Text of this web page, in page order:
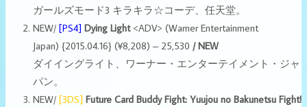
ガールズモード3 キラキラ☆コーデ、任天堂。
NEW/ [PS4] Dying Light<ADV> (Warner Entertainment
Japan) {2015.04.16} (¥8,208) – 25,530 / NEW
ダイイングライト、ワーナー・エンターテイメント・ジャ
パン。
NEW/ [3DS] Future Card Buddy Fight: Yuujou no Bakunetsu Fight!